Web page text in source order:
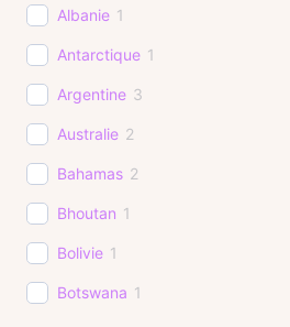
Albanie 1
Antarctique 1
Argentine 3
Australie 2
Bahamas 2
Bhoutan 1
Bolivie 1
Botswana 1